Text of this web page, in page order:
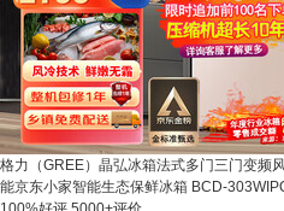
格力（GREE）晶弘冰箱法式多门三门变频
能京东小家智能生态保鲜冰箱 BCD-